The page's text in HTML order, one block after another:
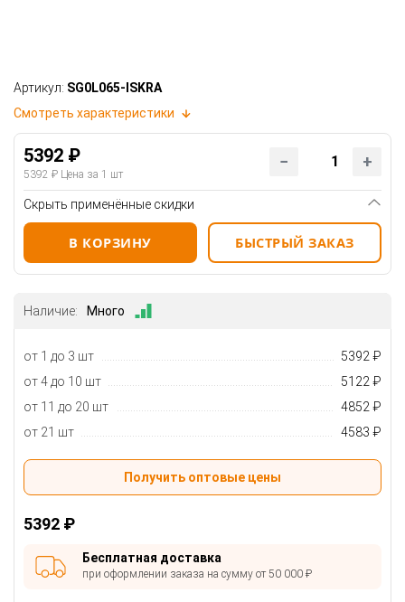
Артикул: SG0L065-ISKRA
Смотреть характеристики
5392 ₽
5392 ₽ Цена за 1 шт
Скрыть применённые скидки
В КОРЗИНУ БЫСТРЫЙ ЗАКАЗ
Наличие: Много
от 1 до 3 шт
5392 ₽
от 4 до 10 шт
5122 ₽
от 11 до 20 шт
4852 ₽
от 21 шт
4583 ₽
Получить оптовые цены
5392 ₽
Бесплатная доставка
при оформлении заказа на сумму от 50 000 ₽